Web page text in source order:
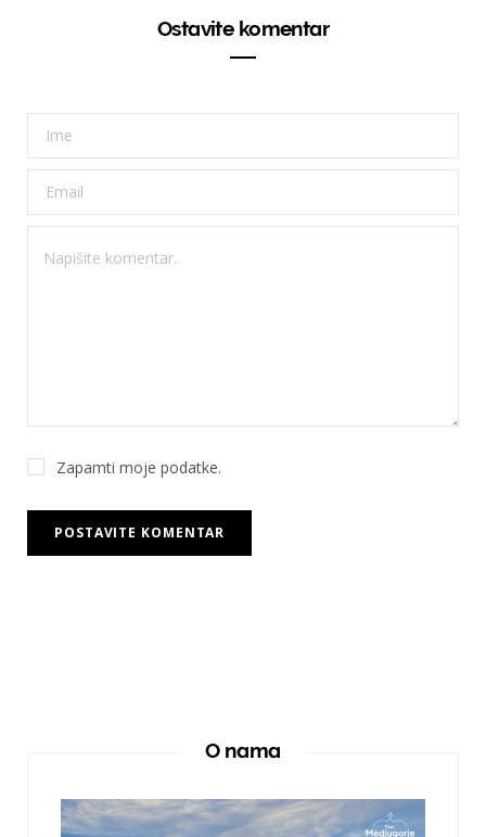
Ostavite komentar
Zapamti moje podatke.
O nama